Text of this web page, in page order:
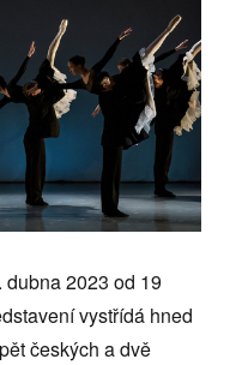
2023 od 19
vystřídá hned
českých a dvě